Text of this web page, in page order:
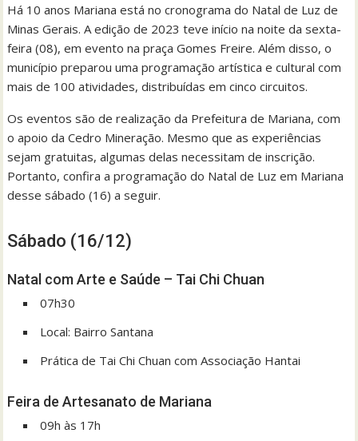
Há 10 anos Mariana está no cronograma do Natal de Luz de
Minas Gerais. A edição de 2023 teve início na noite da sexta-
feira (08), em evento na praça Gomes Freire. Além disso, o
município preparou uma programação artística e cultural com
mais de 100 atividades, distribuídas em cinco circuitos.
Os eventos são de realização da Prefeitura de Mariana, com
o apoio da Cedro Mineração. Mesmo que as experiências
sejam gratuitas, algumas delas necessitam de inscrição.
Portanto, confira a programação do Natal de Luz em Mariana
desse sábado (16) a seguir.
Sábado (16/12)
Natal com Arte e Saúde – Tai Chi Chuan
07h30
Local: Bairro Santana
Prática de Tai Chi Chuan com Associação Hantai
Feira de Artesanato de Mariana
09h às 17h